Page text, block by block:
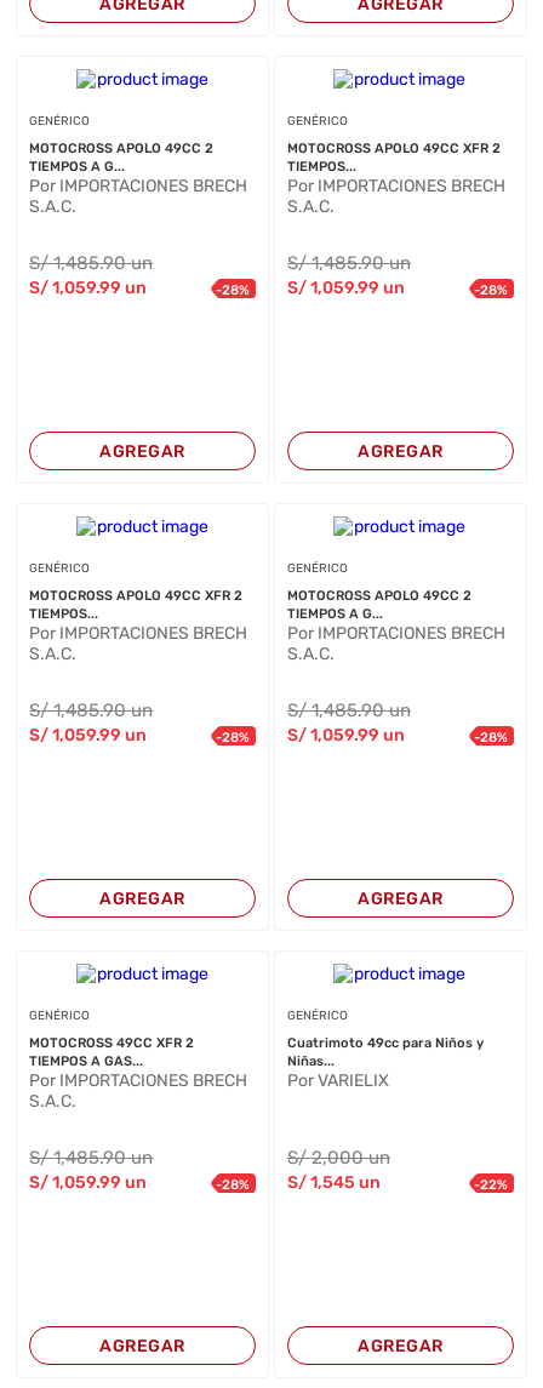
AGREGAR AGREGAR
GENÉRICO
MOTOCROSS APOLO 49CC 2
TIEMPOS A G...
Por IMPORTACIONES BRECH
S.A.C.
S/1,485.90 un
S/1,059.99 un -28%
AGREGAR
GENÉRICO
MOTOCROSS APOLO 49CC XFR 2
TIEMPOS...
Por IMPORTACIONES BRECH
S.A.C.
S/1,485.90 un
S/1,059.99 un -28%
AGREGAR
GENÉRICO
MOTOCROSS APOLO 49CC XFR 2
TIEMPOS...
Por IMPORTACIONES BRECH
S.A.C.
S/1,485.90 un
S/1,059.99 un -28%
AGREGAR
GENÉRICO
MOTOCROSS APOLO 49CC 2
TIEMPOS A G...
Por IMPORTACIONES BRECH
S.A.C.
S/1,485.90 un
S/1,059.99 un -28%
AGREGAR
GENÉRICO
MOTOCROSS 49CC XFR 2
TIEMPOS A GAS...
Por IMPORTACIONES BRECH
S.A.C.
S/1,485.90 un
S/1,059.99 un -28%
AGREGAR
GENÉRICO
Cuatrimoto 49cc para Niños y
Niñas...
Por VARIELIX
S/2,000 un
S/1,545 un -22%
AGREGAR